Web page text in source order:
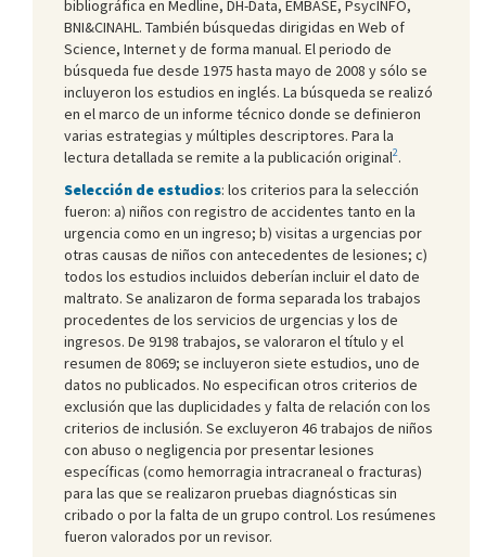
bibliográfica en Medline, DH-Data, EMBASE, PsycINFO,
BNI&CINAHL. También búsquedas dirigidas en Web of
Science, Internet y de forma manual. El periodo de
búsqueda fue desde 1975 hasta mayo de 2008 y sólo se
incluyeron los estudios en inglés. La búsqueda se realizó
en el marco de un informe técnico donde se definieron
varias estrategias y múltiples descriptores. Para la
lectura detallada se remite a la publicación original2.
Selección de estudios: los criterios para la selección
fueron: a) niños con registro de accidentes tanto en la
urgencia como en un ingreso; b) visitas a urgencias por
otras causas de niños con antecedentes de lesiones; c)
todos los estudios incluidos deberían incluir el dato de
maltrato. Se analizaron de forma separada los trabajos
procedentes de los servicios de urgencias y los de
ingresos. De 9198 trabajos, se valoraron el título y el
resumen de 8069; se incluyeron siete estudios, uno de
datos no publicados. No especifican otros criterios de
exclusión que las duplicidades y falta de relación con los
criterios de inclusión. Se excluyeron 46 trabajos de niños
con abuso o negligencia por presentar lesiones
específicas (como hemorragia intracraneal o fracturas)
para las que se realizaron pruebas diagnósticas sin
cribado o por la falta de un grupo control. Los resúmenes
fueron valorados por un revisor.